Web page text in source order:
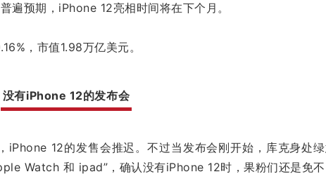
遍预期，iPhone 12亮相时间将在下个月。
，市值1.98万亿美元。
没有iPhone 12的发布会
iPhone 12的发售会推迟。不过当发布会刚开始，库克身处
Watch 和 ipad”，确认没有iPhone 12时，果粉们还是免不